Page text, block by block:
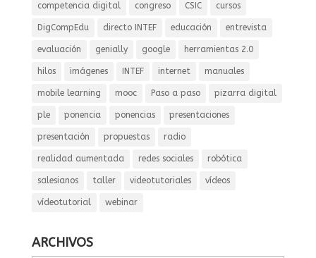
competencia digital congreso CSIC cursos
DigCompEdu directo INTEF educación entrevista
evaluación genially google herramientas 2.0
hilos imágenes INTEF internet manuales
mobile learning mooc Paso a paso pizarra digital
ple ponencia ponencias presentaciones
presentación propuestas radio
realidad aumentada redes sociales robótica
salesianos taller videotutoriales vídeos
vídeotutorial webinar
ARCHIVOS